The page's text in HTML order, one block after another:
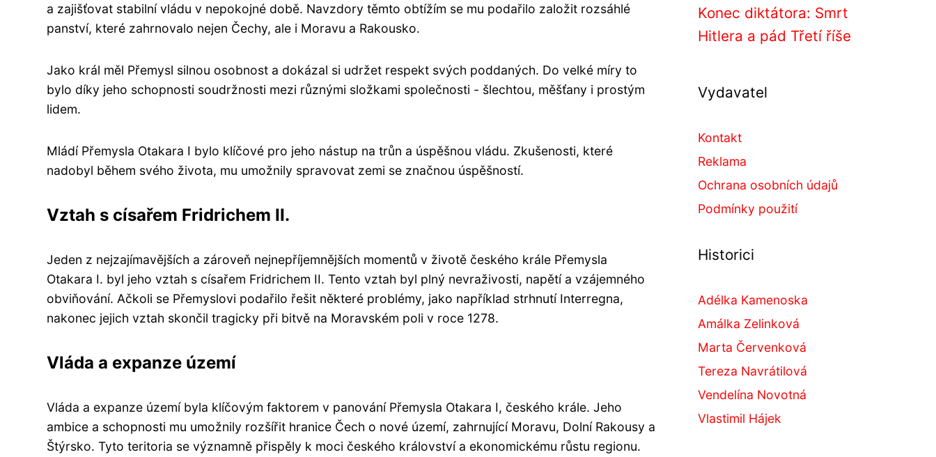
a zajišťovat stabilní vládu v nepokojné době. Navzdory těmto obtížím se mu podařilo založit rozsáhlé
panství, které zahrnovalo nejen Čechy, ale i Moravu a Rakousko.
Jako král měl Přemysl silnou osobnost a dokázal si udržet respekt svých poddaných. Do velké míry to
bylo díky jeho schopnosti soudržnosti mezi různými složkami společnosti - šlechtou, měšťany i prostým
lidem.
Mládí Přemysla Otakara I bylo klíčové pro jeho nástup na trůn a úspěšnou vládu. Zkušenosti, které
nadobyl během svého života, mu umožnily spravovat zemi se značnou úspěšností.
Vztah s císařem Fridrichem II.
Jeden z nejzajímavějších a zároveň nejnepříjemnějších momentů v životě českého krále Přemysla
Otakara I. byl jeho vztah s císařem Fridrichem II. Tento vztah byl plný nevraživosti, napětí a vzájemného
obviňování. Ačkoli se Přemyslovi podařilo řešit některé problémy, jako například strhnutí Interregna,
nakonec jejich vztah skončil tragicky při bitvě na Moravském poli v roce 1278.
Vláda a expanze území
Vláda a expanze území byla klíčovým faktorem v panování Přemysla Otakara I, českého krále. Jeho
ambice a schopnosti mu umožnily rozšířit hranice Čech o nové území, zahrnující Moravu, Dolní Rakousy a
Štýrsko. Tyto teritoria se významně přispěly k moci českého království a ekonomickému růstu regionu.
Konec diktátora: Smrt
Hitlera a pád Třetí říše
Vydavatel
Kontakt
Reklama
Ochrana osobních údajů
Podmínky použití
Historici
Adélka Kamenoska
Amálka Zelinková
Marta Červenková
Tereza Navrátilová
Vendelína Novotná
Vlastimil Hájek